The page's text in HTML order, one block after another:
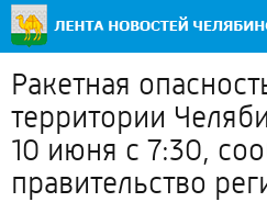
Ракетная
территории
10 июня с 7:30,
правительство